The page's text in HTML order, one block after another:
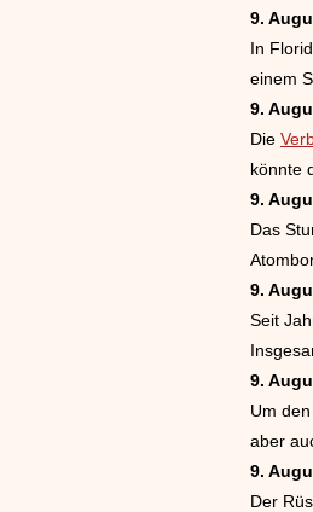
9.
In
einem
9.
Die
könnte
9.
Das
9.
Seit
9.
Um
aber
9.
Der